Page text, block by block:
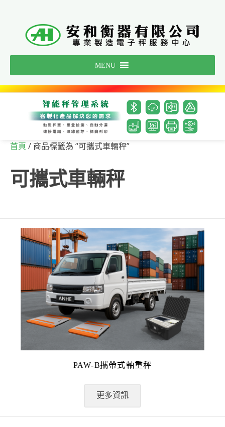
MENU
首頁 / 商品標籤為 “可攜式車輛秤”
可攜式車輛秤
PAW-B攜帶式軸重秤
更多資訊